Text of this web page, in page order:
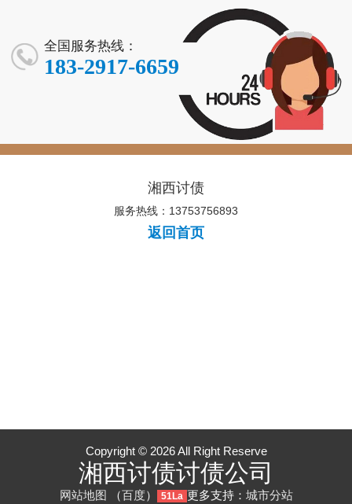
全国服务热线：
183-2917-6659
湘西讨债
服务热线：13753756893
返回首页
Copyright © 2026 All Right Reserve
湘西讨债讨债公司
网站地图 （百度） 51La 更多支持： 城市分站